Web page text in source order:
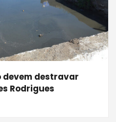
devem destravar
Rodrigues